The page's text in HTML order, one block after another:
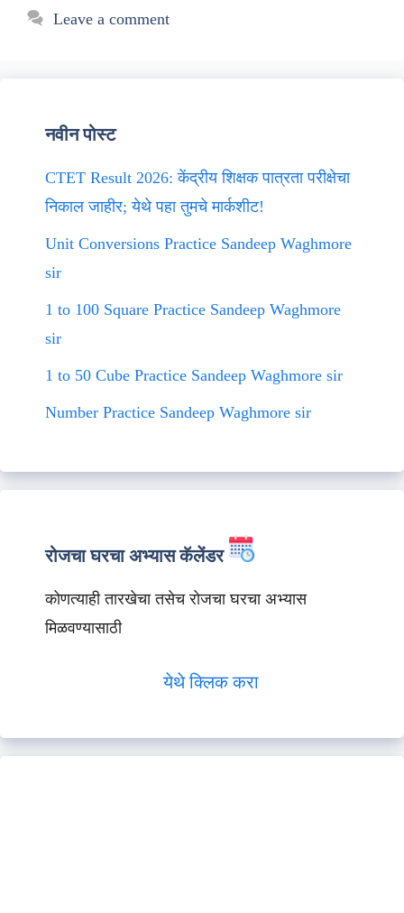
Leave a comment
नवीन पोस्ट
CTET Result 2026: केंद्रीय शिक्षक पात्रता परीक्षेचा
निकाल जाहीर; येथे पहा तुमचे मार्कशीट!
Unit Conversions Practice Sandeep Waghmore
sir
1 to 100 Square Practice Sandeep Waghmore
sir
1 to 50 Cube Practice Sandeep Waghmore sir
Number Practice Sandeep Waghmore sir
रोजचा घरचा अभ्यास कॅलेंडर
कोणत्याही तारखेचा तसेच रोजचा घरचा अभ्यास
मिळवण्यासाठी
येथे क्लिक करा